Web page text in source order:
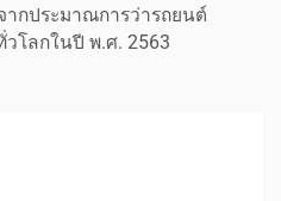
ากประมาณการว่ารถยนต์
โลกในปี พ.ศ. 2563